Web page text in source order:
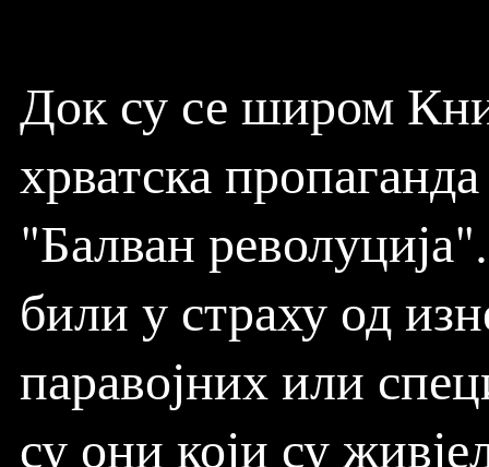
Док су се широм
хрватска
"Балван
били у страху од
паравојних или
су они који су